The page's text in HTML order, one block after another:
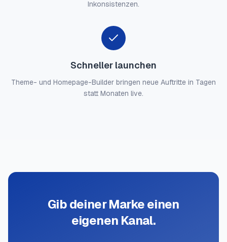
Inkonsistenzen.
Schneller launchen
Theme- und Homepage-Builder bringen neue Auftritte in Tagen
statt Monaten live.
Gib deiner Marke einen
eigenen Kanal.